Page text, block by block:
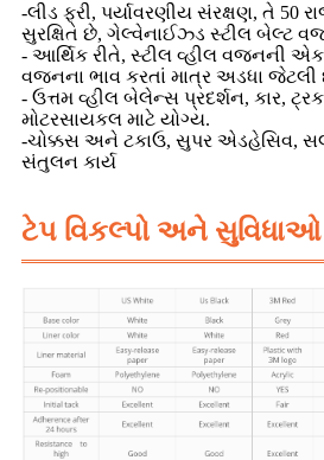
-લીડ ફ્રી, પર્યાવરણીય સંરક્ષણ, તે 50
સુરક્ષિત છે, ગેલ્વેનાઈઝ્ડ સ્ટીલ બેલ્ટ
- આર્થિક રીતે, સ્ટીલ વ્હીલ વજનની
વજનના ભાવ કરતાં માત્ર અડધા જેટલી
- ઉત્તમ વ્હીલ બેલેન્સ પ્રદર્શન, કાર,
મોટરસાયકલ માટે યોગ્ય.
-ચોક્કસ અને ટકાઉ, સુપર એડહેસિવ,
સંતુલન કાર્ય
ટેપ વિકલ્પો અને સુવિધાઓ